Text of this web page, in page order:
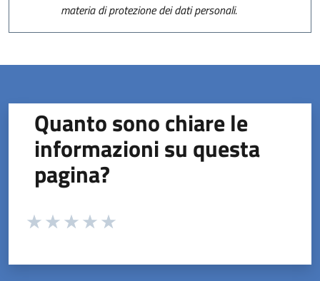
materia di protezione dei dati personali.
Quanto sono chiare le
informazioni su questa
pagina?
Valuta da 1 a 5 stelle la pagina